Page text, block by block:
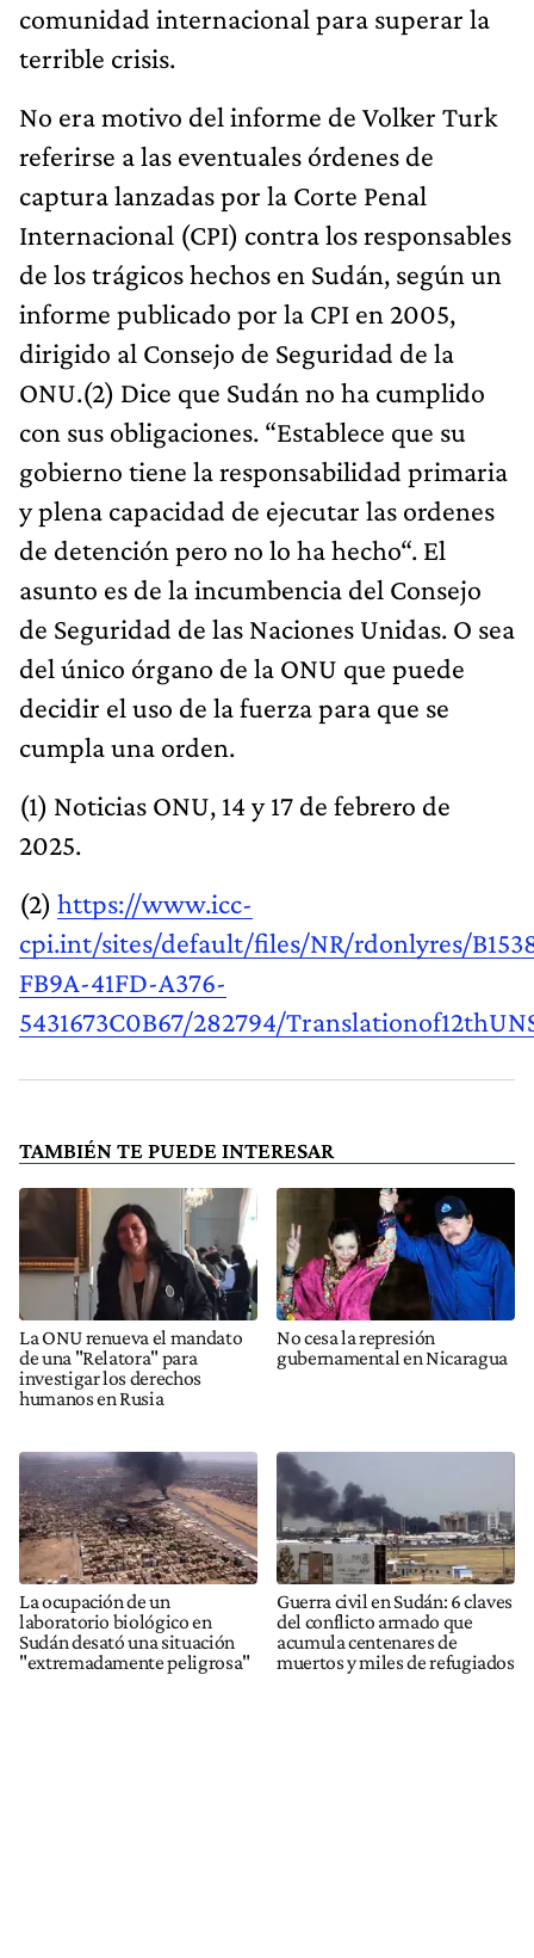
comunidad internacional para superar la
terrible crisis.
No era motivo del informe de Volker Turk
referirse a las eventuales órdenes de
captura lanzadas por la Corte Penal
Internacional (CPI) contra los responsables
de los trágicos hechos en Sudán, según un
informe publicado por la CPI en 2005,
dirigido al Consejo de Seguridad de la
ONU.(2) Dice que Sudán no ha cumplido
con sus obligaciones. “Establece que su
gobierno tiene la responsabilidad primaria
y plena capacidad de ejecutar las ordenes
de detención pero no lo ha hecho“. El
asunto es de la incumbencia del Consejo
de Seguridad de las Naciones Unidas. O sea
del único órgano de la ONU que puede
decidir el uso de la fuerza para que se
cumpla una orden.
(1) Noticias ONU, 14 y 17 de febrero de
2025.
(2) https://www.icc-
cpi.int/sites/default/files/NR/rdonlyres/
FB9A-41FD-A376-
5431673C0B67/282794/
TAMBIÉN TE PUEDE INTERESAR
La ONU renueva el mandato
de una "Relatora" para
investigar los derechos
humanos en Rusia
No cesa la represión
gubernamental en Nicaragua
La ocupación de un
laboratorio biológico en
Sudán desató una situación
"extremadamente peligrosa"
Guerra civil en Sudán: 6 claves
del conflicto armado que
acumula centenares de
muertos y miles de refugiados